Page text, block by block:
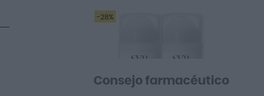
-28%
Consejo farmacéutico